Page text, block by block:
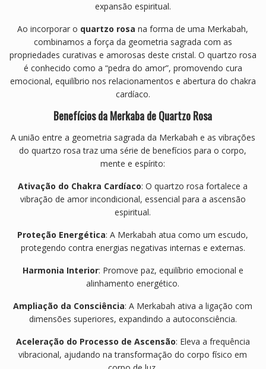
expansão espiritual.
Ao incorporar o quartzo rosa na forma de uma Merkabah,
combinamos a força da geometria sagrada com as
propriedades curativas e amorosas deste cristal. O quartzo rosa
é conhecido como a “pedra do amor”, promovendo cura
emocional, equilíbrio nos relacionamentos e abertura do chakra
cardíaco.
Benefícios da Merkaba de Quartzo Rosa
A união entre a geometria sagrada da Merkabah e as vibrações
do quartzo rosa traz uma série de benefícios para o corpo,
mente e espírito:
Ativação do Chakra Cardíaco: O quartzo rosa fortalece a
vibração de amor incondicional, essencial para a ascensão
espiritual.
Proteção Energética: A Merkabah atua como um escudo,
protegendo contra energias negativas internas e externas.
Harmonia Interior: Promove paz, equilíbrio emocional e
alinhamento energético.
Ampliação da Consciência: A Merkabah ativa a ligação com
dimensões superiores, expandindo a autoconsciência.
Aceleração do Processo de Ascensão: Eleva a frequência
vibracional, ajudando na transformação do corpo físico em